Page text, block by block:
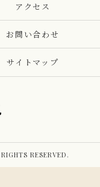
アクセス
お問い合わせ
サイトマップ
RESERVED.